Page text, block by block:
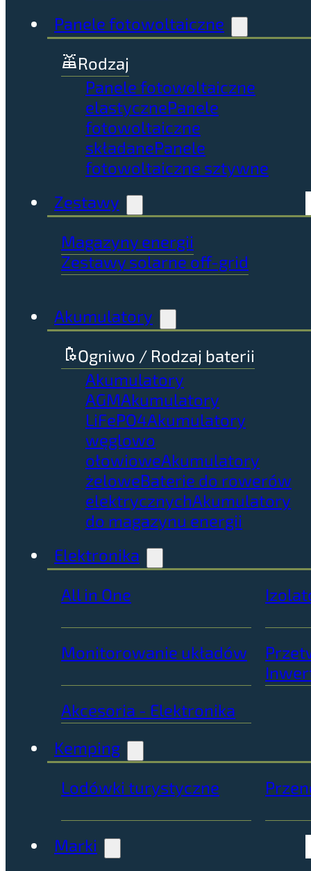
Panele fotowoltaiczne
Rodzaj
Panele fotowoltaiczne
elastycznePanele
fotowoltaiczne
składanePanele
fotowoltaiczne sztywne
Zestawy
Magazyny energii
Zestawy solarne off-grid
Akumulatory
Ogniwo / Rodzaj baterii
Akumulatory
AGMAkumulatory
LiFePO4Akumulatory
węglowo
ołowioweAkumulatory
żeloweBaterie do rowerów
elektrycznychAkumulatory
do magazynu energii
Elektronika
All in One
Monitorowanie układów
Akcesoria - Elektronika
Kemping
Lodówki turystyczne
Marki